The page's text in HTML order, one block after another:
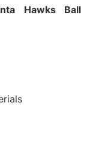
Hawks Ball